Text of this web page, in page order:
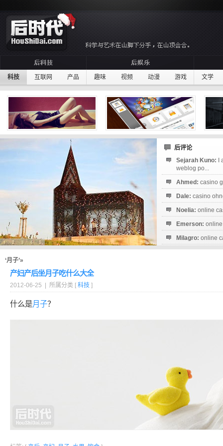
科技 互联网 产品 趣味 视频 动漫 游戏 文学
后评论
Sejarah Kuno:
weblog po...
Ahmed: casino
Dale: casino
Noelia: online
Emerson:
Milagro: online
‘月子’»
产妇产后坐月子吃什么大全
2012-06-25 | 所属分类 [ 科技 ]
什么是月子？